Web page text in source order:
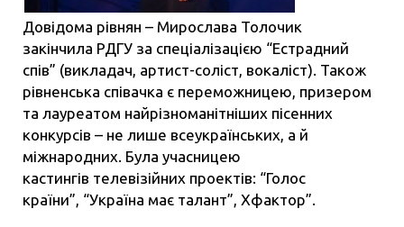
Довідома рівнян – Мирослава Толочик
закінчила РДГУ за спеціалізацією “Естрадний
спів” (викладач, артист-соліст, вокаліст). Також
рівненська співачка є переможницею, призером
та лауреатом найрізноманітніших пісенних
конкурсів – не лише всеукраїнських, а й
міжнародних. Була учасницею
кастингів телевізійних проектів: “Голос
країни”, “Україна має талант”, Хфактор”.